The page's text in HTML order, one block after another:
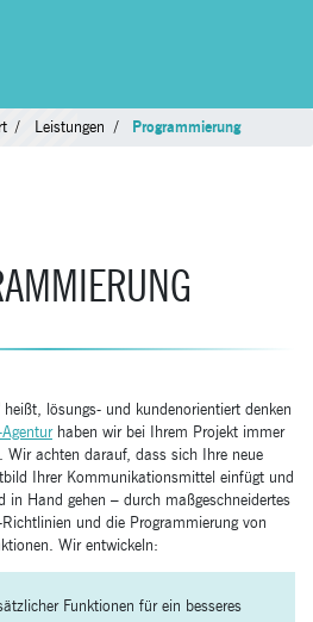
Leistungen Programmierung
heißt, lösungs- und kundenorientiert denken
Agenturhaben wir bei Ihrem Projekt immer
Wir achten darauf, dass sich Ihre neue
Ihrer Kommunikationsmittel einfügt und
in Hand gehen – durch maßgeschneidertes
und die Programmierung von
Wir entwickeln:
Funktionen für ein besseres